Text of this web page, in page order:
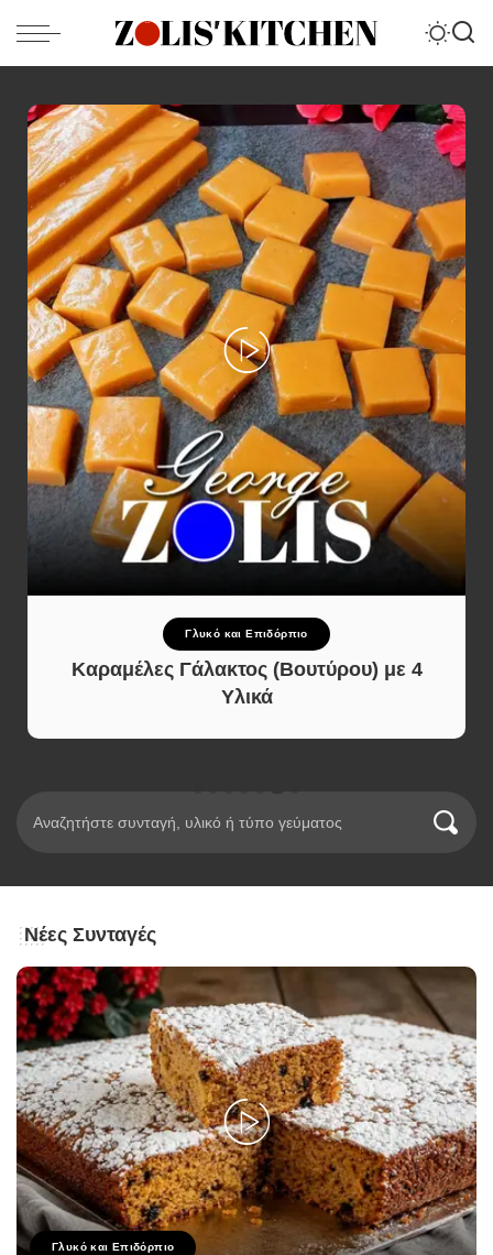
Γλυκό και Επιδόρπιο
Καραμέλες Γάλακτος (Βουτύρου) με 4
Υλικά
Νέες Συνταγές
Γλυκό και Επιδόρπιο